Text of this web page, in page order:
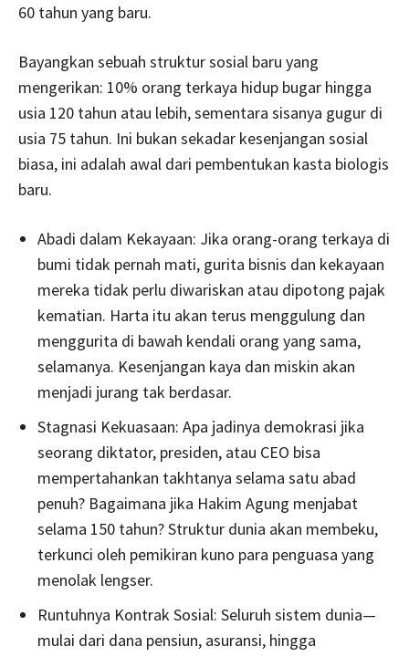
60 tahun yang baru.
Bayangkan sebuah struktur sosial baru yang
mengerikan: 10% orang terkaya hidup bugar hingga
usia 120 tahun atau lebih, sementara sisanya gugur di
usia 75 tahun. Ini bukan sekadar kesenjangan sosial
biasa, ini adalah awal dari pembentukan kasta biologis
baru.
Abadi dalam Kekayaan: Jika orang-orang terkaya di
bumi tidak pernah mati, gurita bisnis dan kekayaan
mereka tidak perlu diwariskan atau dipotong pajak
kematian. Harta itu akan terus menggulung dan
menggurita di bawah kendali orang yang sama,
selamanya. Kesenjangan kaya dan miskin akan
menjadi jurang tak berdasar.
Stagnasi Kekuasaan: Apa jadinya demokrasi jika
seorang diktator, presiden, atau CEO bisa
mempertahankan takhtanya selama satu abad
penuh? Bagaimana jika Hakim Agung menjabat
selama 150 tahun? Struktur dunia akan membeku,
terkunci oleh pemikiran kuno para penguasa yang
menolak lengser.
Runtuhnya Kontrak Sosial: Seluruh sistem dunia—
mulai dari dana pensiun, asuransi, hingga